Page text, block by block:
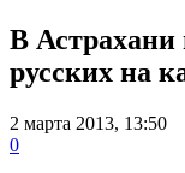
В Астрахани
русских на
2 марта 2013, 13:50
0